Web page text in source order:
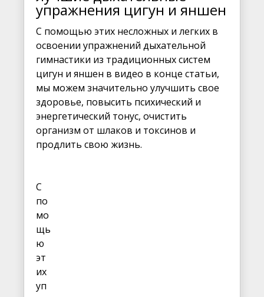
упражнения цигун и яншен
С помощью этих несложных и легких в
освоении упражнений дыхательной
гимнастики из традиционных систем
цигун и яншен в видео в конце статьи,
мы можем значительно улучшить свое
здоровье, повысить психический и
энергетический тонус, очистить
организм от шлаков и токсинов и
продлить свою жизнь.
С
по
мо
щь
ю
эт
их
уп